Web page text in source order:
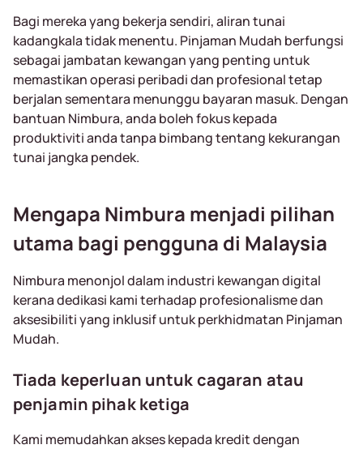
Bagi mereka yang bekerja sendiri, aliran tunai
kadangkala tidak menentu. Pinjaman Mudah berfungsi
sebagai jambatan kewangan yang penting untuk
memastikan operasi peribadi dan profesional tetap
berjalan sementara menunggu bayaran masuk. Dengan
bantuan Nimbura, anda boleh fokus kepada
produktiviti anda tanpa bimbang tentang kekurangan
tunai jangka pendek.
Mengapa Nimbura menjadi pilihan
utama bagi pengguna di Malaysia
Nimbura menonjol dalam industri kewangan digital
kerana dedikasi kami terhadap profesionalisme dan
aksesibiliti yang inklusif untuk perkhidmatan Pinjaman
Mudah.
Tiada keperluan untuk cagaran atau
penjamin pihak ketiga
Kami memudahkan akses kepada kredit dengan